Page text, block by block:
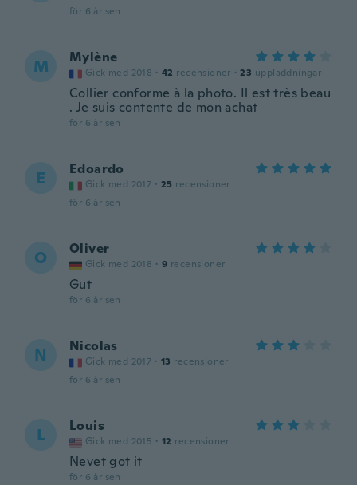
för 6 år sen
M Mylène
Gick med 2018 · 42 recensioner · 23 uppladdningar
Collier conforme à la photo. Il est très beau
. Je suis contente de mon achat
för 6 år sen
E Edoardo
Gick med 2017 · 25 recensioner
för 6 år sen
O Oliver
Gick med 2018 · 9 recensioner
Gut
för 6 år sen
N Nicolas
Gick med 2017 · 13 recensioner
för 6 år sen
L Louis
Gick med 2015 · 12 recensioner
Nevet got it
för 6 år sen